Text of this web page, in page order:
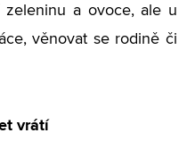
zeleninu a ovoce, ale u
věnovat se rodině či
vrátí